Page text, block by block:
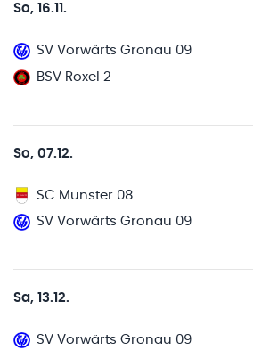
So, 16.11.
SV Vorwärts Gronau 09
BSV Roxel 2
So, 07.12.
SC Münster 08
SV Vorwärts Gronau 09
Sa, 13.12.
SV Vorwärts Gronau 09